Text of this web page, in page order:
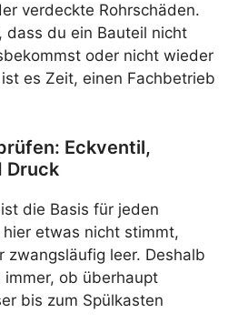
verdeckte Rohrschäden.
dass du ein Bauteil nicht
oder nicht wieder
es Zeit, einen Fachbetrieb
Eckventil,
Druck
die Basis für jeden
hier etwas nicht stimmt,
zwangsläufig leer. Deshalb
ob überhaupt
bis zum Spülkasten